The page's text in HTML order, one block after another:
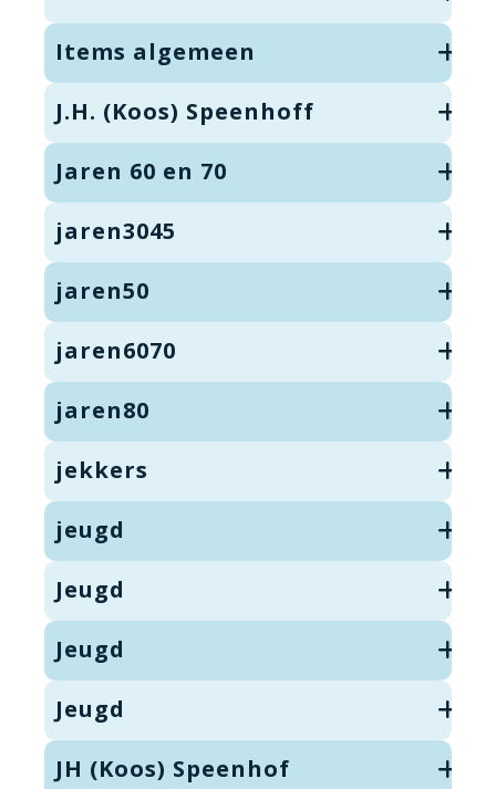
Items algemeen
J.H. (Koos) Speenhoff
Jaren 60 en 70
jaren3045
jaren50
jaren6070
jaren80
jekkers
jeugd
Jeugd
Jeugd
Jeugd
JH (Koos) Speenhof